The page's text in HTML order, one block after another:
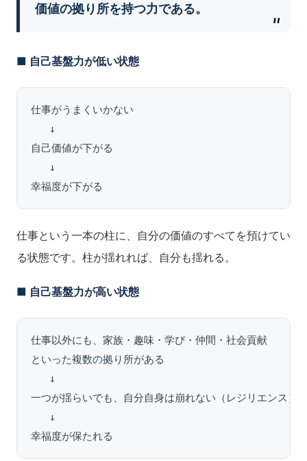
価値の拠り所を持つ力である。
■ 自己基盤力が低い状態
仕事がうまくいかない
   ↓
自己価値が下がる
   ↓
幸福度が下がる
仕事という一本の柱に、自分の価値のすべてを預けてい
る状態です。柱が揺れれば、自分も揺れる。
■ 自己基盤力が高い状態
仕事以外にも、家族・趣味・学び・仲間・社会貢献
といった複数の拠り所がある
   ↓
一つが揺らいでも、自分自身は崩れない（レジリエンス）
   ↓
幸福度が保たれる